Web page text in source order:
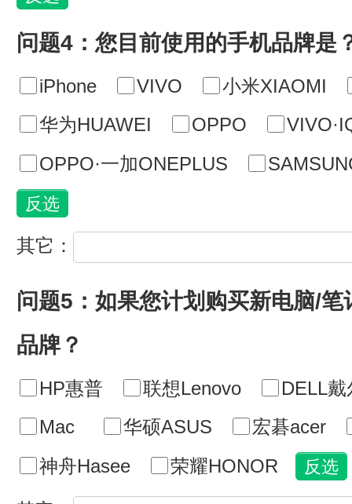
问题4：您目前使用的手机品牌是
iPhone VIVO
小米XIAOMI
华为HUAWEI
OPPO
OPPO·一加ONEPLUS
其它：
问题5：如果您计划购买新电脑/
品牌？
HP惠普 联想Lenovo
DELL戴
Mac
华硕ASUS
宏碁acer
神舟Hasee
荣耀HONOR